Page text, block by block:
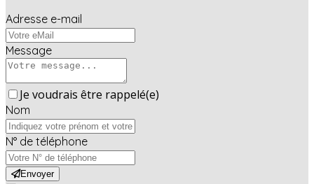
Adresse e-mail
Message
Je voudrais être rappelé(e)
Nom
N° de téléphone
Envoyer